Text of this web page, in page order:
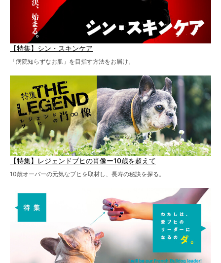
【特集】シン・スキンケア
「病院知らずなお肌」を目指す方法をお届け。
【特集】レジェンドブヒの肖像ー10歳を超えて
10歳オーバーの元気なブヒを取材し、長寿の秘訣を探る。